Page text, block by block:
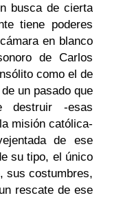
busca de cierta
tiene poderes
en blanco
de Carlos
como el de
un pasado que
destruir -esas
misión católica-
de ese
su tipo, el único
sus costumbres,
rescate de ese